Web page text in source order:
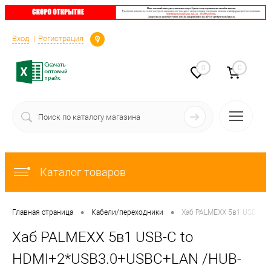
Вход Регистрация
Определение
0 0
Каталог товаров
Главная страница • Кабели/переходники • Хаб PALMEXX 5в1 USB-C
Хаб PALMEXX 5в1 USB-C to
HDMI+2*USB3.0+USBC+LAN /HUB-